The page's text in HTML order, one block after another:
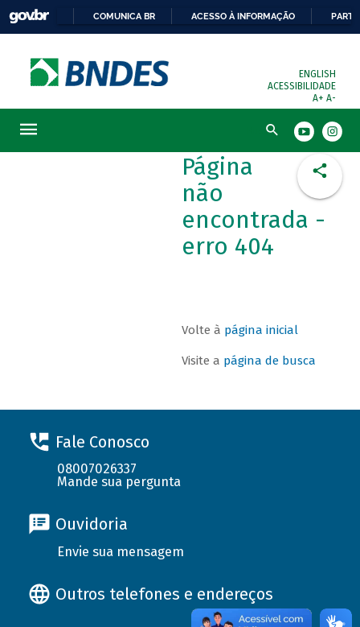
COMUNICA BR ACESSO À INFORMAÇÃO
ENGLISH
ACESSIBILIDADE
A+ A-
Busca
Página
não
encontrada -
erro 404
Volte à página inicial
Visite a página de busca
Fale Conosco
08007026337
Mande sua pergunta
Ouvidoria
Envie sua mensagem
Outros telefones e endereços